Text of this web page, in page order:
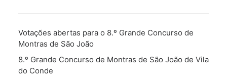
Votações abertas para o 8.º Grande Concurso de
Montras de São João
8.º Grande Concurso de Montras de São João de Vila
do Conde